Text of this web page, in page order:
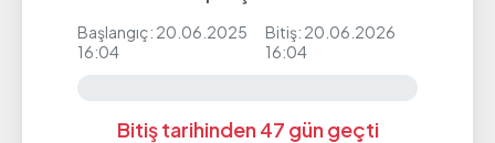
Başlangıç: 20.06.2025
16:04
Bitiş: 20.06.2026
16:04
Bitiş tarihinden 47 gün geçti